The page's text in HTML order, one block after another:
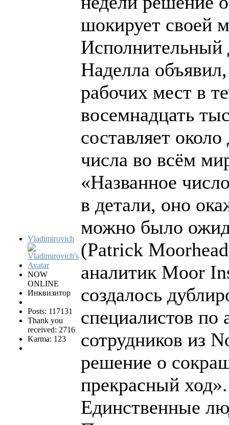
Vladimirovich
NOW
ONLINE
Инквизитор
Posts: 117131
Thank you
received: 2716
Karma: 123
шокирует своей
Исполнительный
Наделла
рабочих мест в
восемнадцать
составляет
числа во всём
«Названное
в детали, оно
можно было
(Patrick
аналитик Moor
создалось
специалистов
сотрудников из
решение о
прекрасный ход».
Единственные